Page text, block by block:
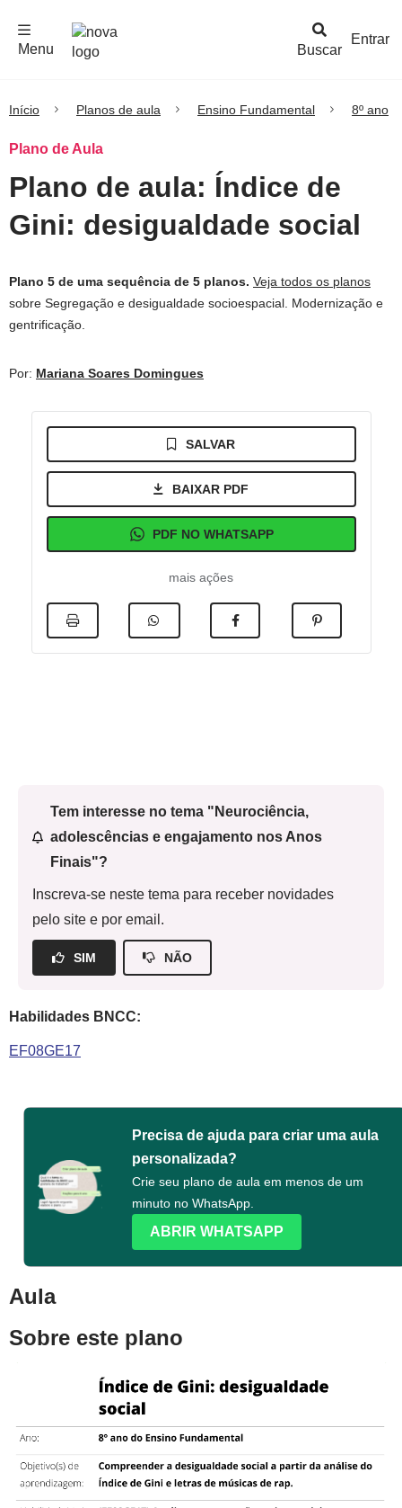
Buscar
Menu
Entrar
Início Planos de aula Ensino Fundamental 8º ano
Plano de Aula
Plano de aula: Índice de
Gini: desigualdade social
Plano 5 de uma sequência de 5 planos. Veja todos os planos
sobre Segregação e desigualdade socioespacial. Modernização e
gentrificação.
Por: Mariana Soares Domingues
SALVAR
BAIXAR PDF
PDF NO WHATSAPP
mais ações
Tem interesse no tema "Neurociência,
adolescências e engajamento nos Anos
Finais"?
Inscreva-se neste tema para receber novidades
pelo site e por email.
SIM NÃO
Habilidades BNCC:
EF08GE17
Precisa de ajuda para criar uma aula
personalizada?
Crie seu plano de aula em menos de um
minuto no WhatsApp.
ABRIR WHATSAPP
Aula
Sobre este plano